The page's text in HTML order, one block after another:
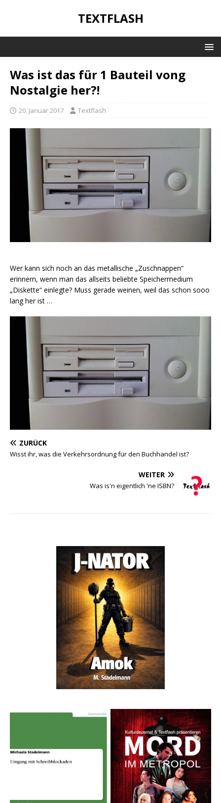
TEXTFLASH
Was ist das für 1 Bauteil vong
Nostalgie her?!
20. Januar 2017 Textflash
Wer kann sich noch an das metallische „Zuschnappen“
erinnern, wenn man das allseits beliebte Speichermedium
„Diskette“ einlegte? Muss gerade weinen, weil das schon sooo
lang her ist …
ZURÜCK
Wisst ihr, was die Verkehrsordnung für den Buchhandel ist?
WEITER
Was is'n eigentlich 'ne ISBN?